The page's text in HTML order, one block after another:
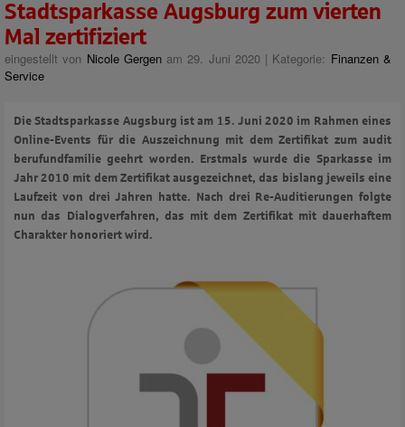
Stadtsparkasse Augsburg zum vierten
Mal zertifiziert
eingestellt von Nicole Gergenam 29. Juni 2020 | Kategorie: Finanzen &
Service
Die Stadtsparkasse Augsburg ist am 15. Juni 2020 im Rahmen eines
Online-Events für die Auszeichnung mit dem Zertifikat zum audit
berufundfamilie geehrt worden. Erstmals wurde die Sparkasse im
Jahr 2010 mit dem Zertifikat ausgezeichnet, das bislang jeweils eine
Laufzeit von drei Jahren hatte. Nach drei Re-Auditierungen folgte
nun das Dialogverfahren, das mit dem Zertifikat mit dauerhaftem
Charakter honoriert wird.